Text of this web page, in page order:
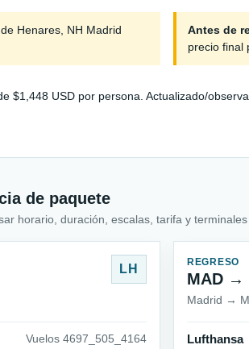
Henares, NH Madrid
Antes de
precio final
$1,448 USD por persona. Actualizado/
de paquete
horario, duración, escalas, tarifa y
LH
Vuelos 4697_505_4164
REGRESO
MAD →
Madrid →
Lufthansa